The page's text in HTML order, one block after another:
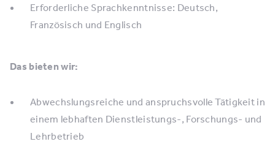
Erforderliche Sprachkenntnisse: Deutsch,
Französisch und Englisch
Das bieten wir:
Abwechslungsreiche und anspruchsvolle Tätigkeit in
einem lebhaften Dienstleistungs-, Forschungs- und
Lehrbetrieb